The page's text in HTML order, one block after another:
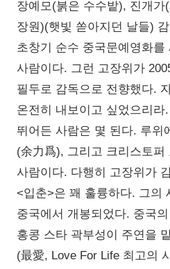
장예모(붉은 수수밭), 진개
장원)(햇빛 쏟아지던 날들)
초창기 순수 중국문예영화를
사람이다. 그런 고장위가
필두로 감독으로 전향했다.
온전히 내보이고 싶었으리
뛰어든 사람은 몇 된다. 루위
(余力爲), 그리고 크리스토퍼
사람이다. 다행히 고장위가
<입춘>은 꽤 훌륭하다. 그의
중국에서 개봉되었다. 중국
홍콩 스타 곽부성이 주연을
(最愛, Love For Life 최고의